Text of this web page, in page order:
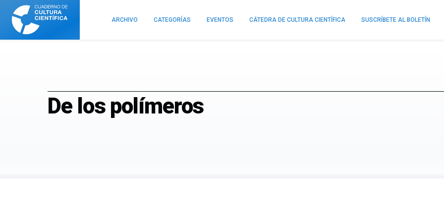
Cuaderno
Cultura
Científica
ARCHIVO CATEGORÍAS EVENTOS CÁTEDRA DE CULTURA CIENTÍFICA SUSCRÍBETE AL BOLETÍN
De los polímeros